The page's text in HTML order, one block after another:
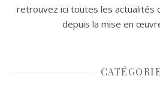
retrouvez ici toutes les actualités
depuis la mise en